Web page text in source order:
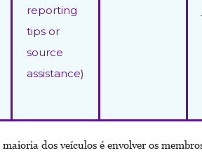
reporting
tips or
source
assistance)
dos veículos é envolver os